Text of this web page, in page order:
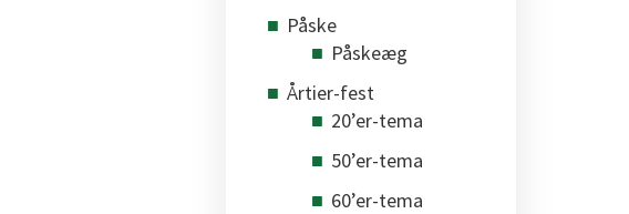
Påske
Påskeæg
Årtier-fest
20’er-tema
50’er-tema
60’er-tema